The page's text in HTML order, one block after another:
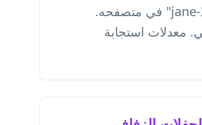
jane-2025-rsvp" في متصفحه.
معدلات استجابة